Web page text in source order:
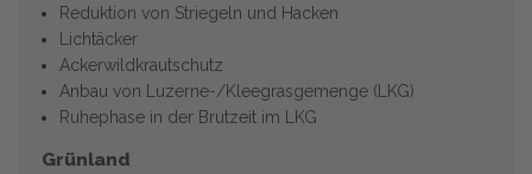
Reduktion von Striegeln und Hacken
Lichtäcker
Ackerwildkrautschutz
Anbau von Luzerne-/Kleegrasgemenge (LKG)
Ruhephase in der Brutzeit im LKG
Grünland